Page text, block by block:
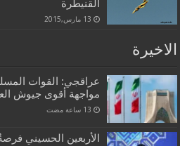
القنيطرة
13 مارس,2015
الاخيرة
عراقجي: القوات
مواجهة أقوى جيوش
الأربعين الحسيني